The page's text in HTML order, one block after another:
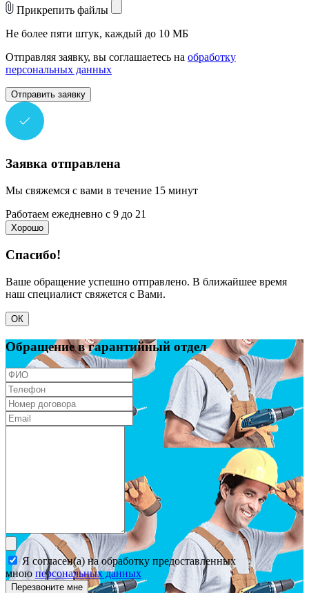
Прикрепить файлы
Не более пяти штук, каждый до 10 МБ
Отправляя заявку, вы соглашаетесь на обработку
персональных данных
Отправить заявку
Заявка отправлена
Мы свяжемся с вами в течение 15 минут
Работаем ежедневно с 9 до 21
Хорошо
Спасибо!
Ваше обращение успешно отправлено. В ближайшее время
наш специалист свяжется с Вами.
ОК
Обращение в гарантийный отдел
Я согласен(а) на обработку предоставленных
мною персональных данных
Перезвоните мне